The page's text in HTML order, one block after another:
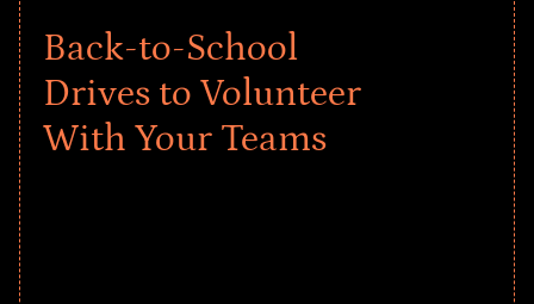
Back-to-School
Drives to Volunteer
With Your Teams